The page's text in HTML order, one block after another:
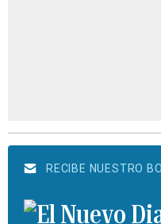
RECIBE NUESTRO